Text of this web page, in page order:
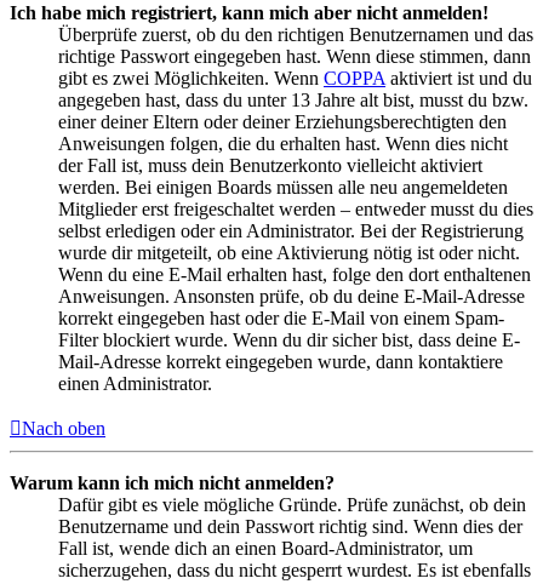
Ich habe mich registriert, kann mich aber nicht anmelden!
Überprüfe zuerst, ob du den richtigen Benutzernamen und das
richtige Passwort eingegeben hast. Wenn diese stimmen, dann
gibt es zwei Möglichkeiten. Wenn COPPA aktiviert ist und du
angegeben hast, dass du unter 13 Jahre alt bist, musst du bzw.
einer deiner Eltern oder deiner Erziehungsberechtigten den
Anweisungen folgen, die du erhalten hast. Wenn dies nicht
der Fall ist, muss dein Benutzerkonto vielleicht aktiviert
werden. Bei einigen Boards müssen alle neu angemeldeten
Mitglieder erst freigeschaltet werden – entweder musst du dies
selbst erledigen oder ein Administrator. Bei der Registrierung
wurde dir mitgeteilt, ob eine Aktivierung nötig ist oder nicht.
Wenn du eine E-Mail erhalten hast, folge den dort enthaltenen
Anweisungen. Ansonsten prüfe, ob du deine E-Mail-Adresse
korrekt eingegeben hast oder die E-Mail von einem Spam-
Filter blockiert wurde. Wenn du dir sicher bist, dass deine E-
Mail-Adresse korrekt eingegeben wurde, dann kontaktiere
einen Administrator.
Nach oben
Warum kann ich mich nicht anmelden?
Dafür gibt es viele mögliche Gründe. Prüfe zunächst, ob dein
Benutzername und dein Passwort richtig sind. Wenn dies der
Fall ist, wende dich an einen Board-Administrator, um
sicherzugehen, dass du nicht gesperrt wurdest. Es ist ebenfalls